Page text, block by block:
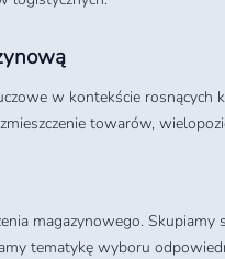
w kontekście
towarów,
magazynowego.
tematykę wyboru